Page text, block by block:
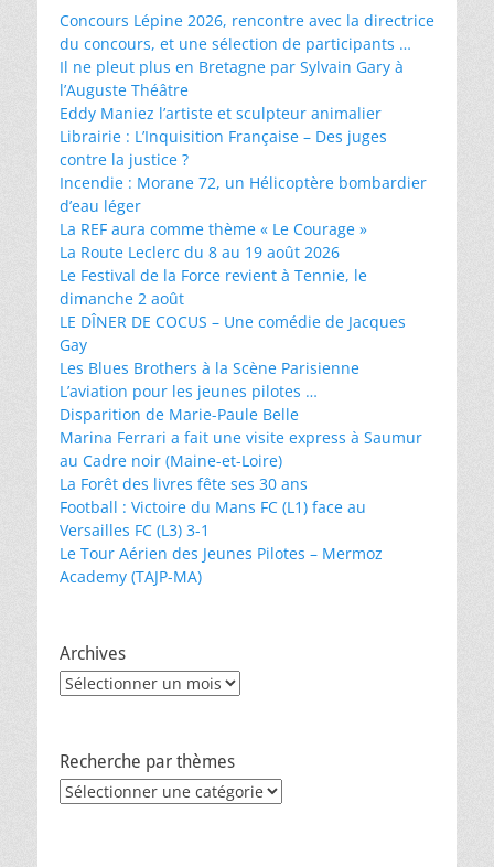
Concours Lépine 2026, rencontre avec la directrice
du concours, et une sélection de participants …
Il ne pleut plus en Bretagne par Sylvain Gary à
l’Auguste Théâtre
Eddy Maniez l’artiste et sculpteur animalier
Librairie : L’Inquisition Française – Des juges
contre la justice ?
Incendie : Morane 72, un Hélicoptère bombardier
d’eau léger
La REF aura comme thème « Le Courage »
La Route Leclerc du 8 au 19 août 2026
Le Festival de la Force revient à Tennie, le
dimanche 2 août
LE DÎNER DE COCUS – Une comédie de Jacques
Gay
Les Blues Brothers à la Scène Parisienne
L’aviation pour les jeunes pilotes …
Disparition de Marie-Paule Belle
Marina Ferrari a fait une visite express à Saumur
au Cadre noir (Maine-et-Loire)
La Forêt des livres fête ses 30 ans
Football : Victoire du Mans FC (L1) face au
Versailles FC (L3) 3-1
Le Tour Aérien des Jeunes Pilotes – Mermoz
Academy (TAJP-MA)
Archives
Archives
Recherche par thèmes
Recherche